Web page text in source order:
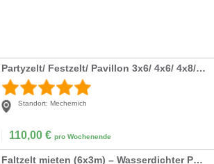
Partyzelt/ Festzelt/ Pavillon 3x6/ 4x6/ 4x8/ 8x8/ 8x12 Meter u.v.a.m
Standort: Mechernich
110,00 € pro Wochenende
Faltzelt mieten (6x3m) – Wasserdichter Pavillon in Weiß oder Grün für Events